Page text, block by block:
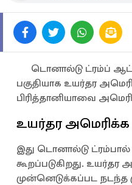
டொனால்டு ட்ரம்ப்
பகுதியாக உயர்தர
பிரித்தானியாவை
உயர்தர
இது டொனால்டு
கூறப்படுகிறது.
முன்னெடுக்கப்பட நடந்த